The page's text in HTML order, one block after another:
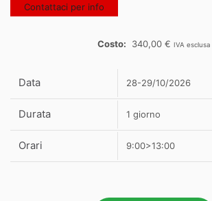
Contattaci per info
340,00 € IVA esclusa
Data 28-29/10/2026
Durata 1 giorno
Orari 9:00>13:00